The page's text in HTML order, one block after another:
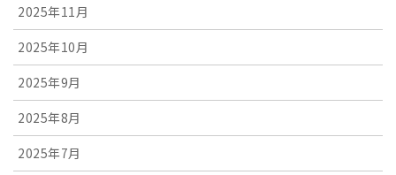
2025年11月
2025年10月
2025年9月
2025年8月
2025年7月